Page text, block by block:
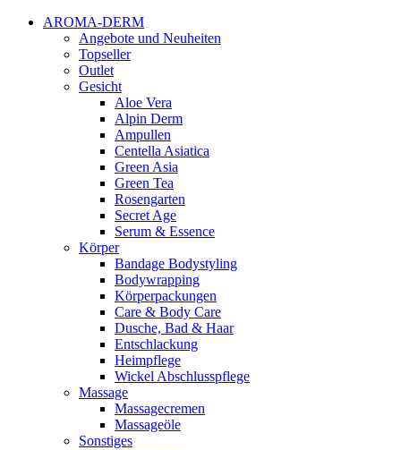
AROMA-DERM
Angebote und Neuheiten
Topseller
Outlet
Gesicht
Aloe Vera
Alpin Derm
Ampullen
Centella Asiatica
Green Asia
Green Tea
Rosengarten
Secret Age
Serum & Essence
Körper
Bandage Bodystyling
Bodywrapping
Körperpackungen
Care & Body Care
Dusche, Bad & Haar
Entschlackung
Heimpflege
Wickel Abschlusspflege
Massage
Massagecremen
Massageöle
Sonstiges